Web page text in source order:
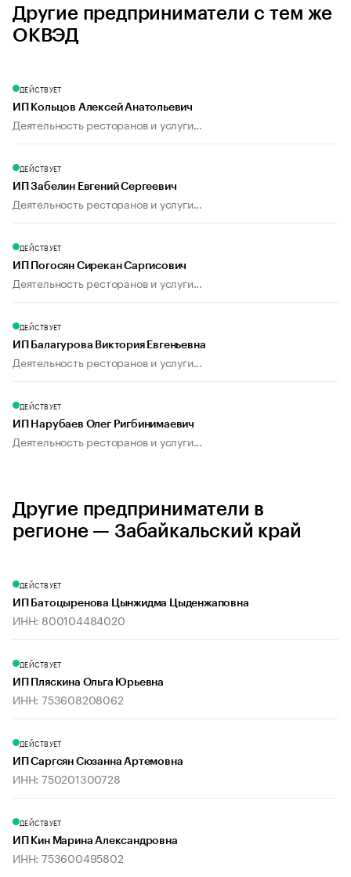
Другие предприниматели с тем же
ОКВЭД
ДЕЙСТВУЕТ
ИП Кольцов Алексей Анатольевич
Деятельность ресторанов и услуги...
ДЕЙСТВУЕТ
ИП Забелин Евгений Сергеевич
Деятельность ресторанов и услуги...
ДЕЙСТВУЕТ
ИП Погосян Сирекан Саргисович
Деятельность ресторанов и услуги...
ДЕЙСТВУЕТ
ИП Балагурова Виктория Евгеньевна
Деятельность ресторанов и услуги...
ДЕЙСТВУЕТ
ИП Нарубаев Олег Ригбинимаевич
Деятельность ресторанов и услуги...
Другие предприниматели в
регионе — Забайкальский край
ДЕЙСТВУЕТ
ИП Батоцыренова Цынжидма Цыденжаповна
ИНН: 800104484020
ДЕЙСТВУЕТ
ИП Пляскина Ольга Юрьевна
ИНН: 753608208062
ДЕЙСТВУЕТ
ИП Саргсян Сюзанна Артемовна
ИНН: 750201300728
ДЕЙСТВУЕТ
ИП Кин Марина Александровна
ИНН: 753600495802